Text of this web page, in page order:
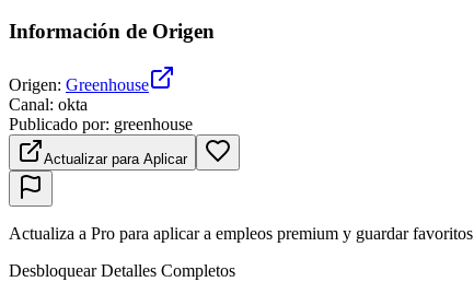
Información de Origen
Origen: Greenhouse
Canal: okta
Publicado por: greenhouse
Actualizar para Aplicar
Actualiza a Pro para aplicar a empleos premium y guardar favoritos
Desbloquear Detalles Completos